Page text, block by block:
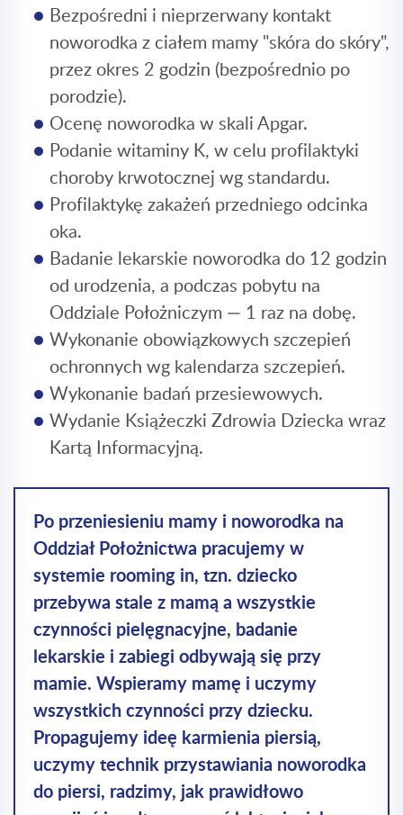
Bezpośredni i nieprzerwany kontakt
noworodka z ciałem mamy "skóra do skóry",
przez okres 2 godzin (bezpośrednio po
porodzie).
Ocenę noworodka w skali Apgar.
Podanie witaminy K, w celu profilaktyki
choroby krwotocznej wg standardu.
Profilaktykę zakażeń przedniego odcinka
oka.
Badanie lekarskie noworodka do 12 godzin
od urodzenia, a podczas pobytu na
Oddziale Położniczym — 1 raz na dobę.
Wykonanie obowiązkowych szczepień
ochronnych wg kalendarza szczepień.
Wykonanie badań przesiewowych.
Wydanie Książeczki Zdrowia Dziecka wraz
Kartą Informacyjną.
Po przeniesieniu mamy i noworodka na
Oddział Położnictwa pracujemy w
systemie rooming in, tzn. dziecko
przebywa stale z mamą a wszystkie
czynności pielęgnacyjne, badanie
lekarskie i zabiegi odbywają się przy
mamie. Wspieramy mamę i uczymy
wszystkich czynności przy dziecku.
Propagujemy ideę karmienia piersią,
uczymy technik przystawiania noworodka
do piersi, radzimy, jak prawidłowo